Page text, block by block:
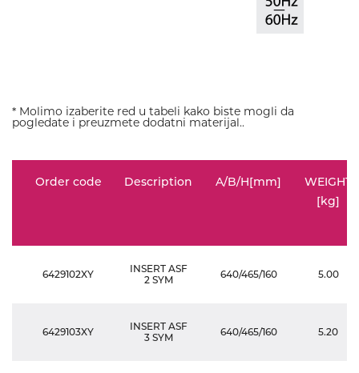
* Molimo izaberite red u tabeli kako biste mogli da
pogledate i preuzmete dodatni materijal..
Order code Description A/B/H[mm]
WEIGHT
[kg]
6429102XY
INSERT ASF
2 SYM
640/465/160 5.00
6429103XY
INSERT ASF
3 SYM
640/465/160 5.20